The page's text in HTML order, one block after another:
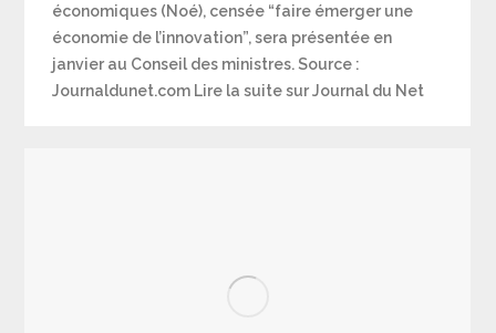
économiques (Noé), censée “faire émerger une
économie de l’innovation”, sera présentée en
janvier au Conseil des ministres. Source :
Journaldunet.com Lire la suite sur Journal du Net